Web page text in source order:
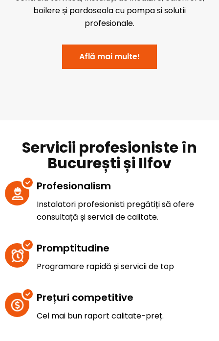
boilere și pardoseala cu pompa si solutii
profesionale.
Află mai multe!
Servicii profesioniste în
București și Ilfov
Profesionalism
Instalatori profesionisti pregătiți să ofere
consultață și servicii de calitate.
Promptitudine
Programare rapidă și servicii de top
Prețuri competitive
Cel mai bun raport calitate-preț.